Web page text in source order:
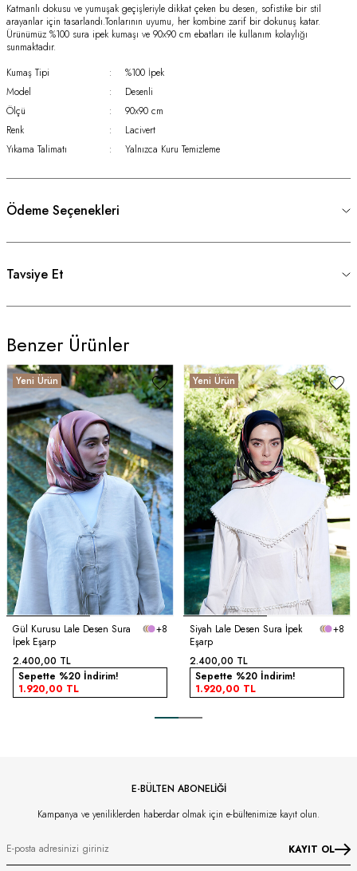
Katmanlı dokusu ve yumuşak geçişleriyle dikkat çeken bu desen, sofistike bir stil
arayanlar için tasarlandı.Tonlarının uyumu, her kombine zarif bir dokunuş katar.
Ürünümüz %100 sura ipek kumaşı ve 90x90 cm ebatları ile kullanım kolaylığı
sunmaktadır.
Kumaş Tipi
:
%100 İpek
Model
:
Desenli
Ölçü
:
90x90 cm
Renk
:
Lacivert
Yıkama Talimatı
: Yalnızca Kuru Temizleme
Ödeme Seçenekleri
Tavsiye Et
Benzer Ürünler
Yeni Ürün
Gül Kurusu Lale Desen Sura
İpek Eşarp
+8
2.400,00 TL
Sepette %20 İndirim!
1.920,00 TL
Yeni Ürün
Siyah Lale Desen Sura İpek
Eşarp
+8
2.400,00 TL
Sepette %20 İndirim!
1.920,00 TL
E-BÜLTEN ABONELİĞİ
Kampanya ve yeniliklerden haberdar olmak için e-bültenimize kayıt olun.
KAYIT OL